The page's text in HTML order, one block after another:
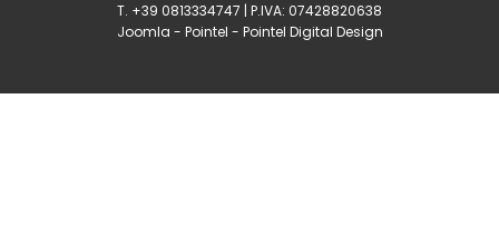
T. +39 0813334747 | P.IVA: 07428820638
Joomla - Pointel - Pointel Digital Design